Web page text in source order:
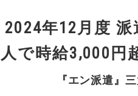
2024年12月度 派
で時給3,000円
『エン派遣』